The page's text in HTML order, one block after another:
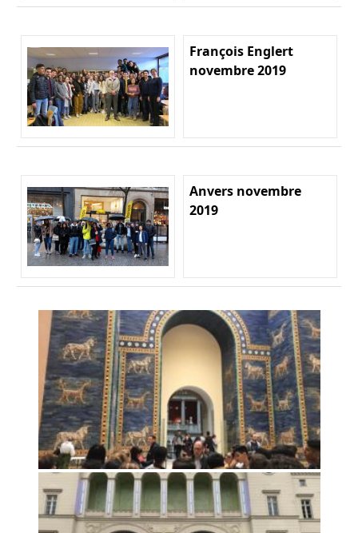
François Englert
novembre 2019
Anvers novembre
2019